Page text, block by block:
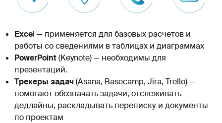
Excel — применяется для базовых расчетов и
работы со сведениями в таблицах и диаграммах
PowerPoint(Keynote) — необходимы для
презентаций.
Трекеры задач (Asana, Basecamp, Jira, Trello) —
помогают обозначать задачи, отслеживать
дедлайны, раскладывать переписку и документы
по проектам